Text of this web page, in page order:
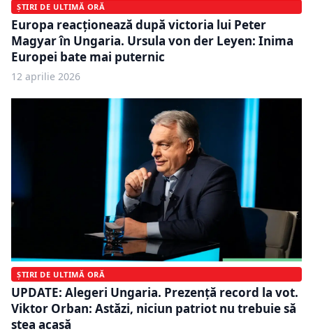
ȘTIRI DE ULTIMĂ ORĂ
Europa reacționează după victoria lui Peter
Magyar în Ungaria. Ursula von der Leyen: Inima
Europei bate mai puternic
12 aprilie 2026
ȘTIRI DE ULTIMĂ ORĂ
UPDATE: Alegeri Ungaria. Prezență record la vot.
Viktor Orban: Astăzi, niciun patriot nu trebuie să
stea acasă